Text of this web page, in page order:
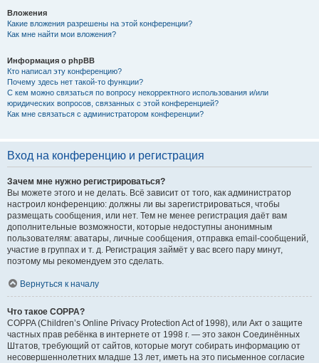
Вложения
Какие вложения разрешены на этой конференции?
Как мне найти мои вложения?
Информация о phpBB
Кто написал эту конференцию?
Почему здесь нет такой-то функции?
С кем можно связаться по вопросу некорректного использования и/или
юридических вопросов, связанных с этой конференцией?
Как мне связаться с администратором конференции?
Вход на конференцию и регистрация
Зачем мне нужно регистрироваться?
Вы можете этого и не делать. Всё зависит от того, как администратор
настроил конференцию: должны ли вы зарегистрироваться, чтобы
размещать сообщения, или нет. Тем не менее регистрация даёт вам
дополнительные возможности, которые недоступны анонимным
пользователям: аватары, личные сообщения, отправка email-сообщений,
участие в группах и т. д. Регистрация займёт у вас всего пару минут,
поэтому мы рекомендуем это сделать.
Вернуться к началу
Что такое COPPA?
COPPA (Children’s Online Privacy Protection Act of 1998), или Акт о защите
частных прав ребёнка в интернете от 1998 г. — это закон Соединённых
Штатов, требующий от сайтов, которые могут собирать информацию от
несовершеннолетних младше 13 лет, иметь на это письменное согласие